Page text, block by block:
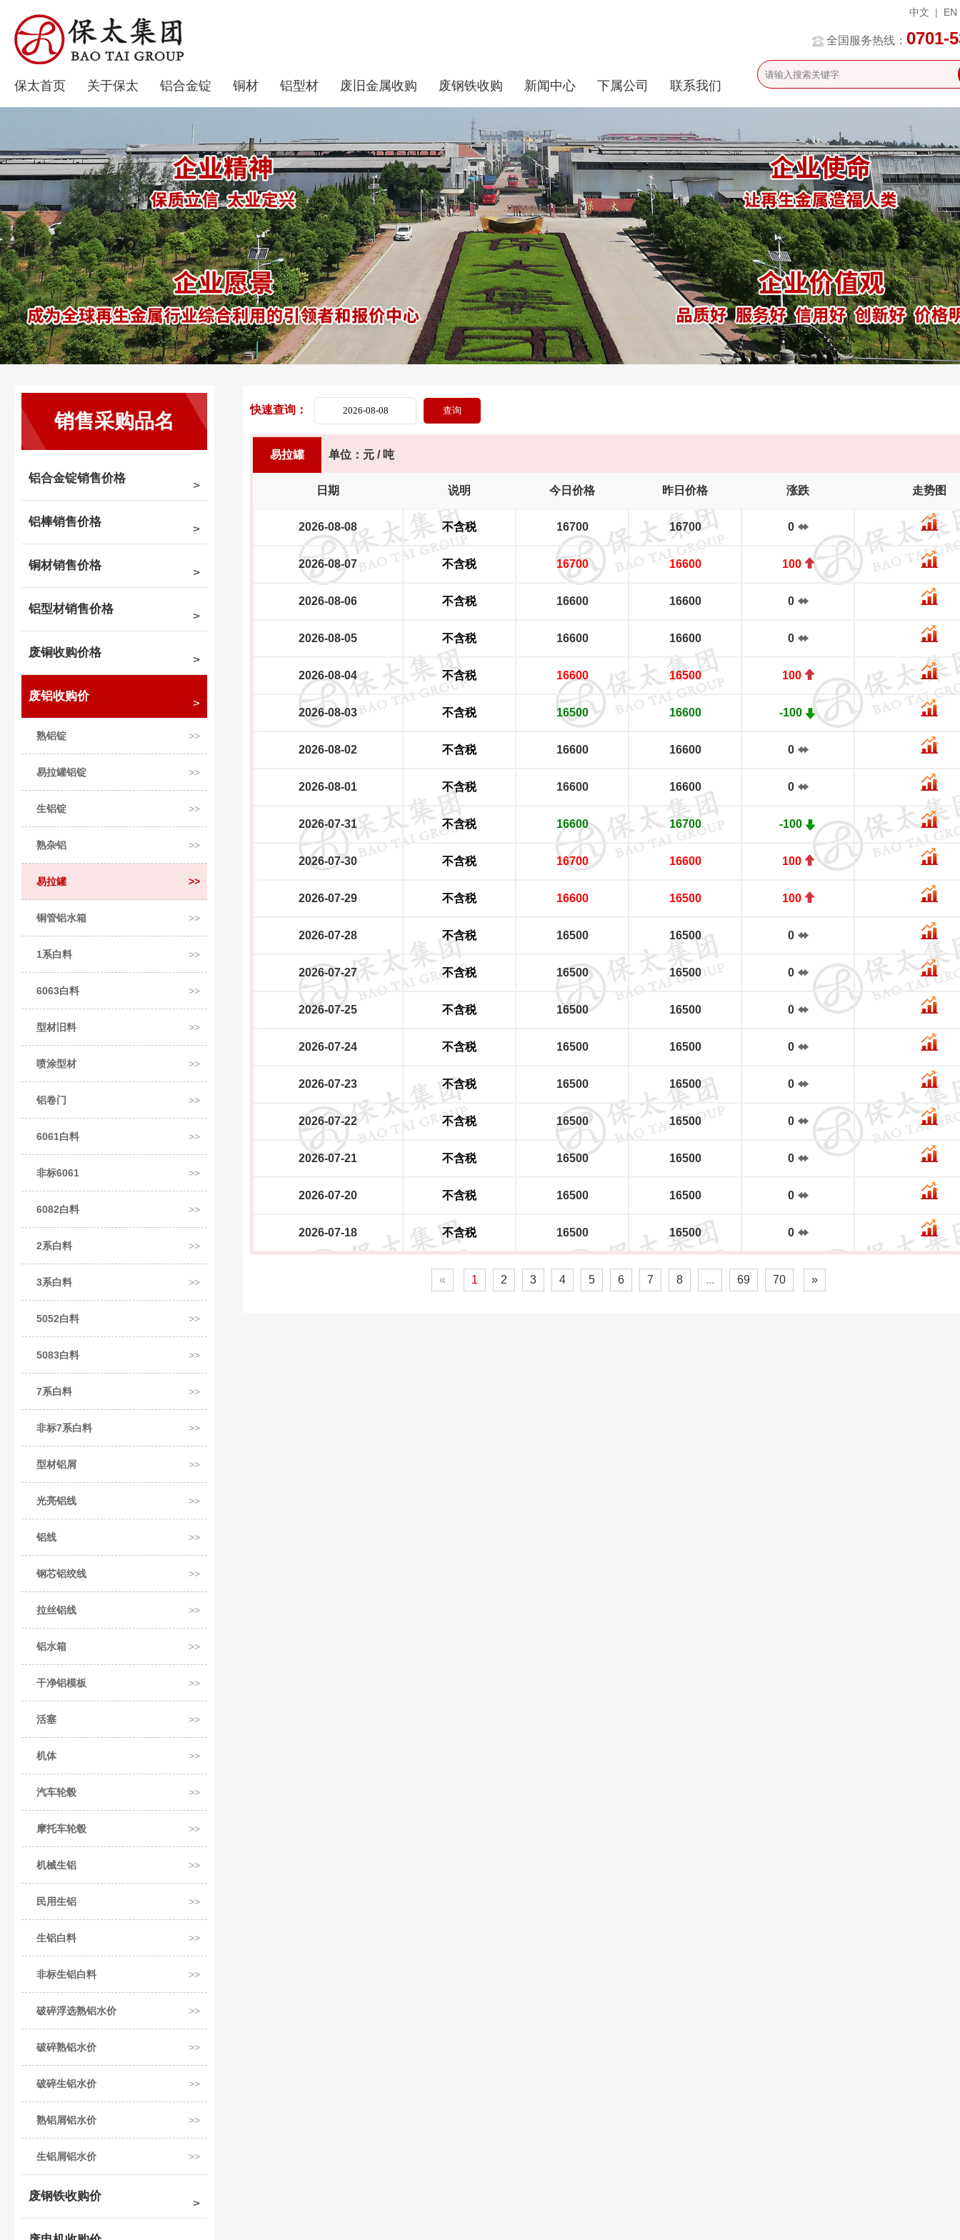
保太首页 关于保太 铝合金锭 铜材 铝型材 废旧金属收购 废钢铁收购 新闻中心 下属公司 联系我们
中文 | EN
全国服务热线： 0701-
销售采购品名
铝合金锭销售价格
铝棒销售价格
铜材销售价格
铝型材销售价格
废铜收购价格
废铝收购价
熟铝锭
易拉罐铝锭
生铝锭
熟杂铝
易拉罐
铜管铝水箱
1系白料
6063白料
型材旧料
喷涂型材
铝卷门
6061白料
非标6061
6082白料
2系白料
3系白料
5052白料
5083白料
7系白料
非标7系白料
型材铝屑
光亮铝线
铝线
钢芯铝绞线
拉丝铝线
铝水箱
干净铝模板
活塞
机体
汽车轮毂
摩托车轮毂
机械生铝
民用生铝
生铝白料
非标生铝白料
破碎浮选熟铝水价
破碎熟铝水价
破碎生铝水价
熟铝屑铝水价
生铝屑铝水价
废钢铁收购价
快速查询：
易拉罐 单位：元 / 吨
日期 说明 今日价格 昨日价格 涨跌 走势图
2026-08-08 不含税 16700 16700 0
2026-08-07 不含税 16700 16600 100
2026-08-06 不含税 16600 16600 0
2026-08-05 不含税 16600 16600 0
2026-08-04 不含税 16600 16500 100
2026-08-03 不含税 16500 16600 -100
2026-08-02 不含税 16600 16600 0
2026-08-01 不含税 16600 16600 0
2026-07-31 不含税 16600 16700 -100
2026-07-30 不含税 16700 16600 100
2026-07-29 不含税 16600 16500 100
2026-07-28 不含税 16500 16500 0
2026-07-27 不含税 16500 16500 0
2026-07-25 不含税 16500 16500 0
2026-07-24 不含税 16500 16500 0
2026-07-23 不含税 16500 16500 0
2026-07-22 不含税 16500 16500 0
2026-07-21 不含税 16500 16500 0
2026-07-20 不含税 16500 16500 0
2026-07-18 不含税 16500 16500 0
« 1 2 3 4 5 6 7 8 ... 69 70 »